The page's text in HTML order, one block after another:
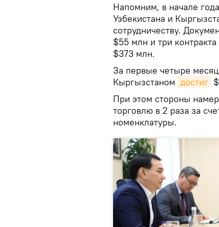
Напомним, в начале
Узбекистана и
сотрудничеству.
$55 млн и три
$373 млн.
За первые четыре
Кыргызстаном достиг
При этом стороны
торговлю в 2 раза за
номенклатуры.